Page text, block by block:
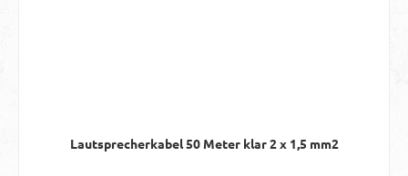
Lautsprecherkabel 50 Meter klar 2 x 1,5 mm2